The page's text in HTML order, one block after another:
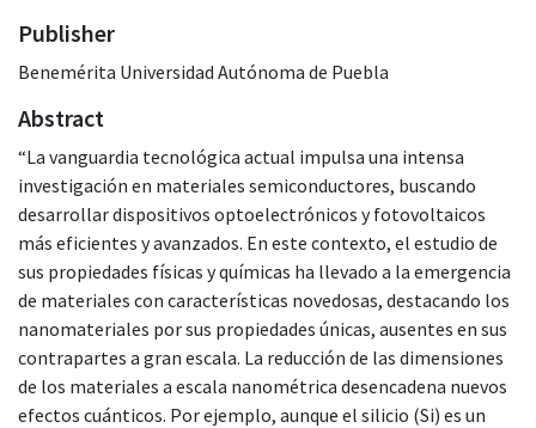
Publisher
Benemérita Universidad Autónoma de Puebla
Abstract
“La vanguardia tecnológica actual impulsa una intensa
investigación en materiales semiconductores, buscando
desarrollar dispositivos optoelectrónicos y fotovoltaicos
más eficientes y avanzados. En este contexto, el estudio de
sus propiedades físicas y químicas ha llevado a la emergencia
de materiales con características novedosas, destacando los
nanomateriales por sus propiedades únicas, ausentes en sus
contrapartes a gran escala. La reducción de las dimensiones
de los materiales a escala nanométrica desencadena nuevos
efectos cuánticos. Por ejemplo, aunque el silicio (Si) es un